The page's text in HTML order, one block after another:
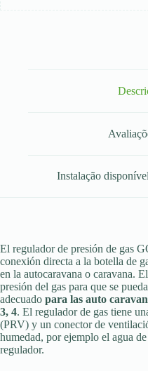
Instalação
El regulador de presión de gas
conexión directa a la botella de
en la autocaravana o caravana.
presión del gas para que se
adecuado para las auto
3, 4. El regulador de gas tiene
(PRV) y un conector de
humedad, por ejemplo el agua
regulador.